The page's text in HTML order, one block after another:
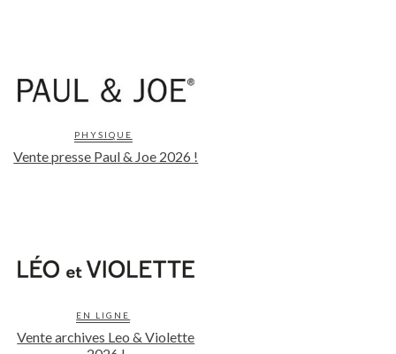
PHYSIQUE
Vente presse Paul & Joe 2026 !
EN LIGNE
Vente archives Leo & Violette